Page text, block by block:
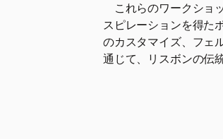
これらのワークショ
スピレーションを得た
のカスタマイズ、フェ
通じて、リスボンの伝